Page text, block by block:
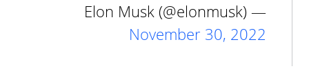
— Elon Musk (@elonmusk)
November 30, 2022